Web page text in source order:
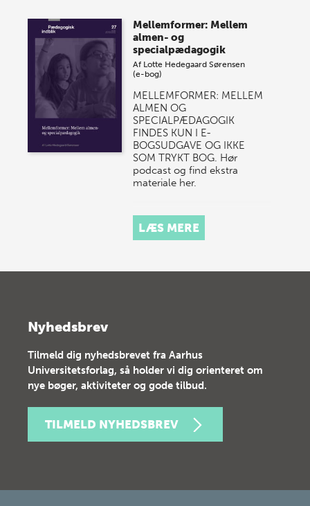
Mellemformer: Mellem
almen- og
specialpædagogik
Af Lotte Hedegaard Sørensen
(e-bog)
MELLEMFORMER: MELLEM
ALMEN OG
SPECIALPÆDAGOGIK
FINDES KUN I E-
BOGSUDGAVE OG IKKE
SOM TRYKT BOG. Hør
podcast og find ekstra
materiale her.
LÆS MERE
Nyhedsbrev
Tilmeld dig nyhedsbrevet fra Aarhus
Universitetsforlag, så holder vi dig orienteret om
nye bøger, aktiviteter og gode tilbud.
TILMELD NYHEDSBREV